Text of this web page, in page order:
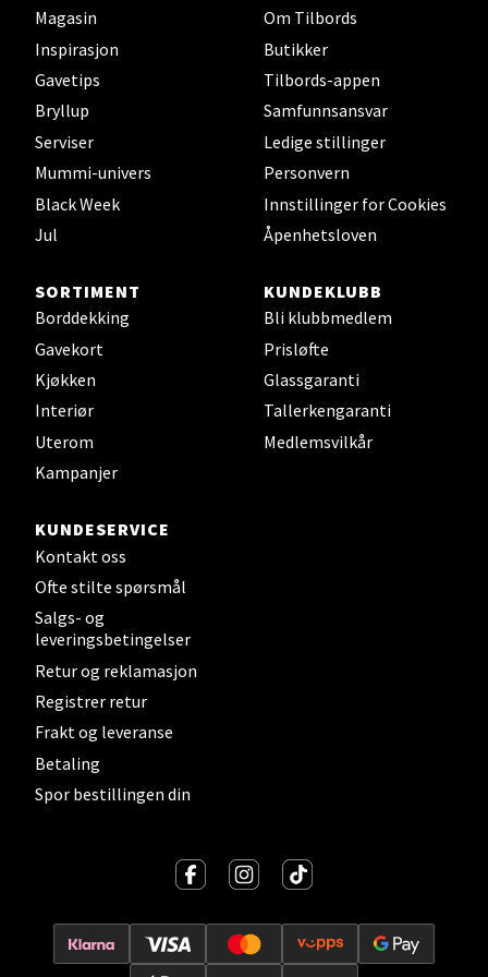
Magasin
Inspirasjon
Gavetips
Bryllup
Serviser
Mummi-univers
Black Week
Jul
Om Tilbords
Butikker
Tilbords-appen
Samfunnsansvar
Ledige stillinger
Personvern
Innstillinger for Cookies
Åpenhetsloven
SORTIMENT
Borddekking
Gavekort
Kjøkken
Interiør
Uterom
Kampanjer
KUNDEKLUBB
Bli klubbmedlem
Prisløfte
Glassgaranti
Tallerkengaranti
Medlemsvilkår
KUNDESERVICE
Kontakt oss
Ofte stilte spørsmål
Salgs- og
leveringsbetingelser
Retur og reklamasjon
Registrer retur
Frakt og leveranse
Betaling
Spor bestillingen din
Oslo - Thon Senter Storo
Vitaminveien 7 - 9, 0485 Oslo
Lillehammer - Strandtorget
0 i butikk
Strømmen - Thon Senter Strømmen
Støperivn. 5, 2010 Strømmen
Åpent i dag 10-21